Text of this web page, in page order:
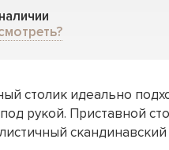
столик идеально
рукой. Приставной